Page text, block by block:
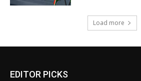
Load more
EDITOR PICKS